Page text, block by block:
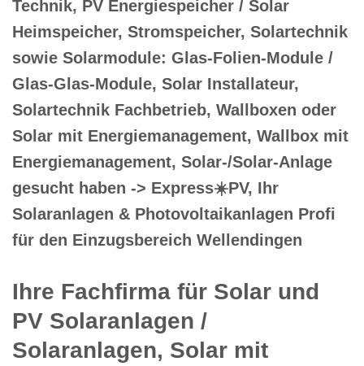
Technik, PV Energiespeicher / Solar
Heimspeicher, Stromspeicher, Solartechnik
sowie Solarmodule: Glas-Folien-Module /
Glas-Glas-Module, Solar Installateur,
Solartechnik Fachbetrieb, Wallboxen oder
Solar mit Energiemanagement, Wallbox mit
Energiemanagement, Solar-/Solar-Anlage
gesucht haben -> Express☀️PV️, Ihr
Solaranlagen & Photovoltaikanlagen Profi
für den Einzugsbereich Wellendingen
Ihre Fachfirma für Solar und
PV Solaranlagen /
Solaranlagen, Solar mit